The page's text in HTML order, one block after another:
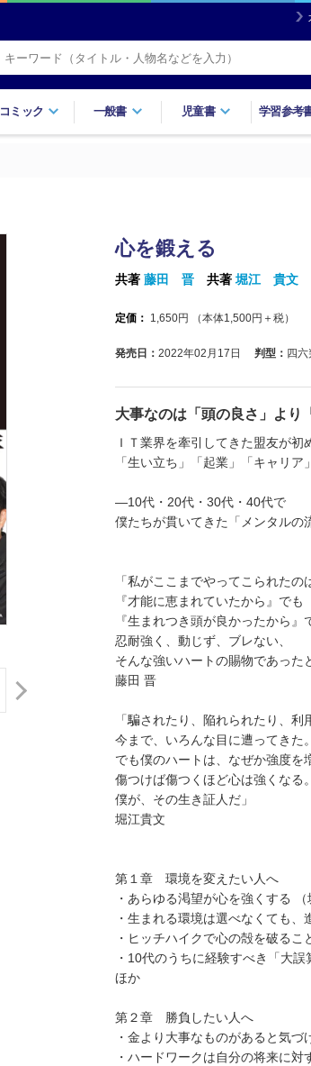
コミック 一般書 児童書 学習参考
心を鍛える
共著 藤田 晋 共著 堀江 貴文
定価： 1,650円 （本体1,500円＋税）
発売日： 2022年02月17日 判型： 四六
大事なのは「頭の良さ」より
ＩＴ業界を牽引してきた盟友が初
「生い立ち」「起業」「キャリア
―10代・20代・30代・40代で
僕たちが貫いてきた「メンタル
「私がここまでやってこられたの
『才能に恵まれていたから』でも
『生まれつき頭が良かったから』
忍耐強く、動じず、ブレない、
そんな強いハートの賜物であった
藤田 晋
「騙されたり、陥れられたり、
今まで、いろんな目に遭ってきた。
でも僕のハートは、なぜか強度を
傷つけば傷つくほど心は強くなる。
僕が、その生き証人だ」
堀江貴文
第１章 環境を変えたい人へ
・あらゆる渇望が心を強くする （
・生まれる環境は選べなくても、
・ヒッチハイクで心の殻を破るこ
・10代のうちに経験すべき「大誤
ほか
第２章 勝負したい人へ
・金より大事なものがあると気づ
・ハードワークは自分の将来に対